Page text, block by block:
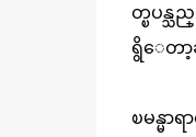
တ္ၿပန္
ရွိေတာ့
ၿမန္မ